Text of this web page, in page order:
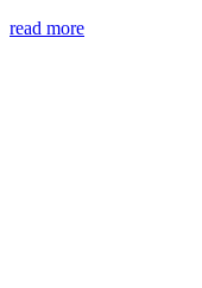
read more